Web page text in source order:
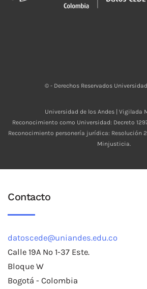
© - Derechos Reservados
Universidad de los Andes | Vigilada
Reconocimiento como Universidad: Decreto
Reconocimiento personería jurídica: Resolución
Minjusticia.
Contacto
datoscede@uniandes.edu.co
Calle 19A No 1-37 Este.
Bloque W
Bogotá - Colombia